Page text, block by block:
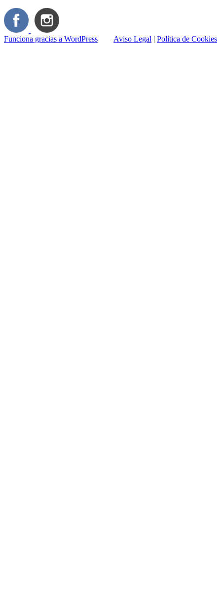
Aviso Legal | Política de Cookies
Funciona gracias a WordPress